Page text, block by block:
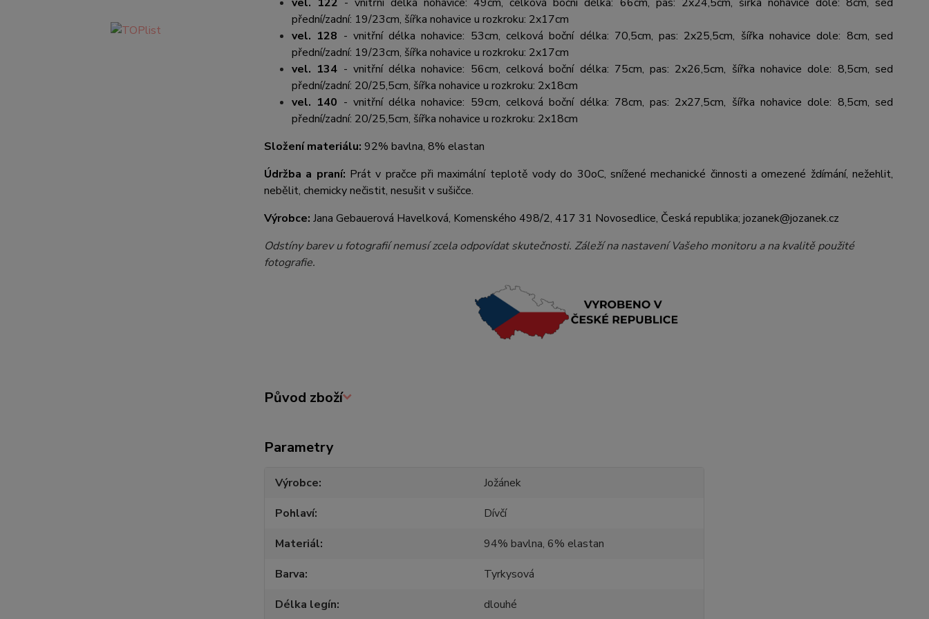
přední/zadní: 19/23cm, šířka nohavice u rozkroku: 2x17cm
vel. 128 - vnitřní délka nohavice: 53cm, celková boční délka: 70,5cm, pas: 2x25,5cm, šířka nohavice dole: 8cm, sed
přední/zadní: 19/23cm, šířka nohavice u rozkroku: 2x17cm
vel. 134 - vnitřní délka nohavice: 56cm, celková boční délka: 75cm, pas: 2x26,5cm, šířka nohavice dole: 8,5cm, sed
přední/zadní: 20/25,5cm, šířka nohavice u rozkroku: 2x18cm
vel. 140 - vnitřní délka nohavice: 59cm, celková boční délka: 78cm, pas: 2x27,5cm, šířka nohavice dole: 8,5cm, sed
přední/zadní: 20/25,5cm, šířka nohavice u rozkroku: 2x18cm
Složení materiálu: 92% bavlna, 8% elastan
Údržba a praní: Prát v pračce při maximální teplotě vody do 30oC, snížené mechanické činnosti a omezené ždímání, nežehlit,
nebělit, chemicky nečistit, nesušit v sušičce.
Výrobce: Jana Gebauerová Havelková, Komenského 498/2, 417 31 Novosedlice, Česká republika; jozanek@jozanek.cz
Odstíny barev u fotografií nemusí zcela odpovídat skutečnosti. Záleží na nastavení Vašeho monitoru a na kvalitě použité
fotografie.
Původ zboží
Parametry
Výrobce
Jožánek
Pohlaví
Dívčí
Materiál
94% bavlna, 6% elastan
Barva
Tyrkysová
Délka legín
dlouhé